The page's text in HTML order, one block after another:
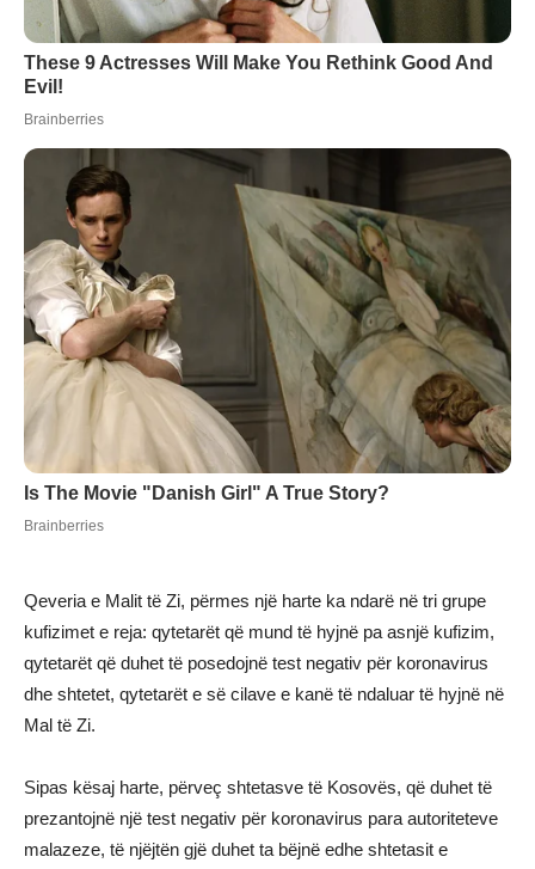
Qeveria e Malit të Zi, përmes një harte ka ndarë në tri grupe
kufizimet e reja: qytetarët që mund të hyjnë pa asnjë kufizim,
qytetarët që duhet të posedojnë test negativ për koronavirus
dhe shtetet, qytetarët e së cilave e kanë të ndaluar të hyjnë në
Mal të Zi.
Sipas kësaj harte, përveç shtetasve të Kosovës, që duhet të
prezantojnë një test negativ për koronavirus para autoriteteve
malazeze, të njëjtën gjë duhet ta bëjnë edhe shtetasit e